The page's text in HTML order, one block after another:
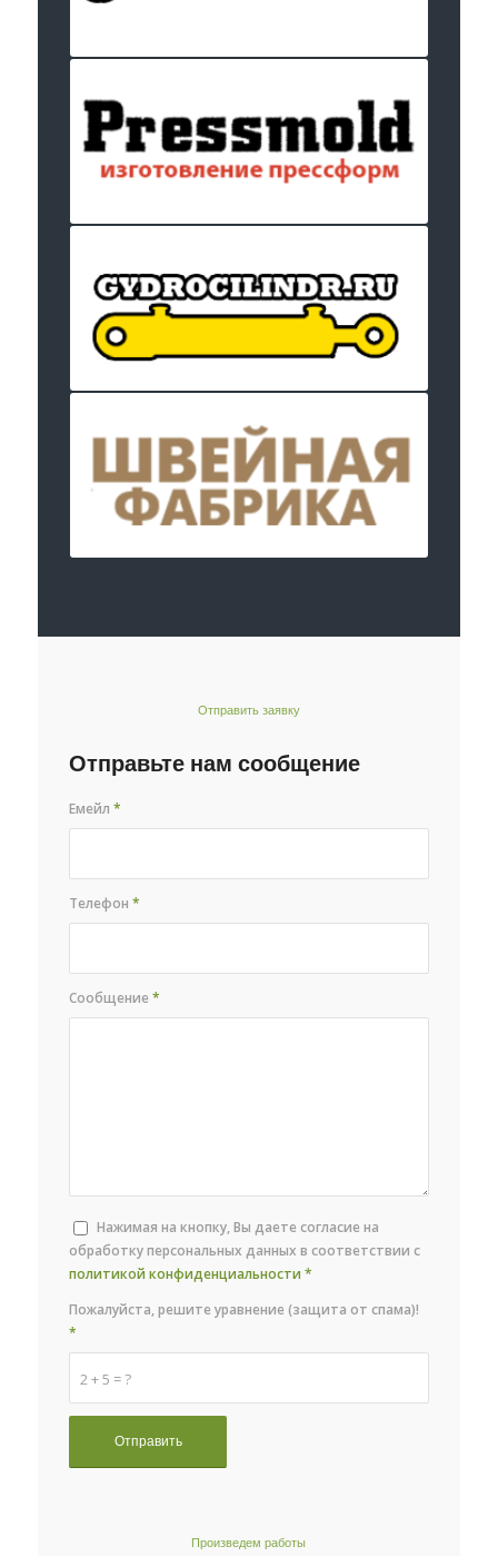
Отправить заявку
Отправьте нам сообщение
Емейл*
Телефон*
Сообщение*
Нажимая на кнопку, Вы даете согласие на
обработку персональных данных в соответствии с
политикой конфиденциальности *
2 + 5 = ?
Пожалуйста, решите уравнение (защита от спама)!
*
Произведем работы